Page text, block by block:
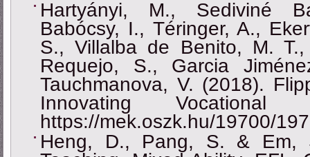
Hartyányi, M., Sediviné
Babócsy, I., Téringer, A.,
S., Villalba de Benito, M.
Requejo, S., Garcia
Tauchmanova, V. (2018).
Innovating Vocational
https://mek.oszk.hu/19700/
Heng, D., Pang, S. & Em,